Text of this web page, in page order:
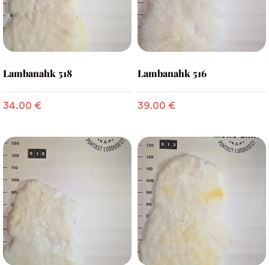
Lambanahk 518
34.00 €
Lambanahk 516
39.00 €